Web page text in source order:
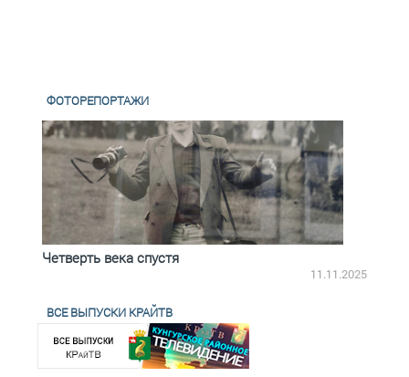
ФОТОРЕПОРТАЖИ
Четверть века спустя
11.11.2025
ВСЕ ВЫПУСКИ КРАЙТВ